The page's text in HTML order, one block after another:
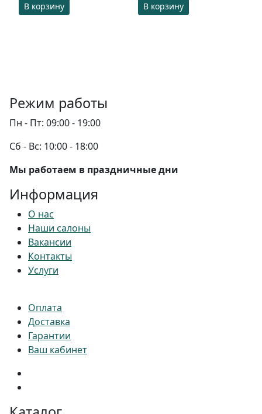
В корзину В корзину
Режим работы
Пн - Пт: 09:00 - 19:00
Сб - Вс: 10:00 - 18:00
Мы работаем в праздничные дни
Информация
О нас
Наши салоны
Вакансии
Контакты
Услуги
Оплата
Доставка
Гарантии
Ваш кабинет